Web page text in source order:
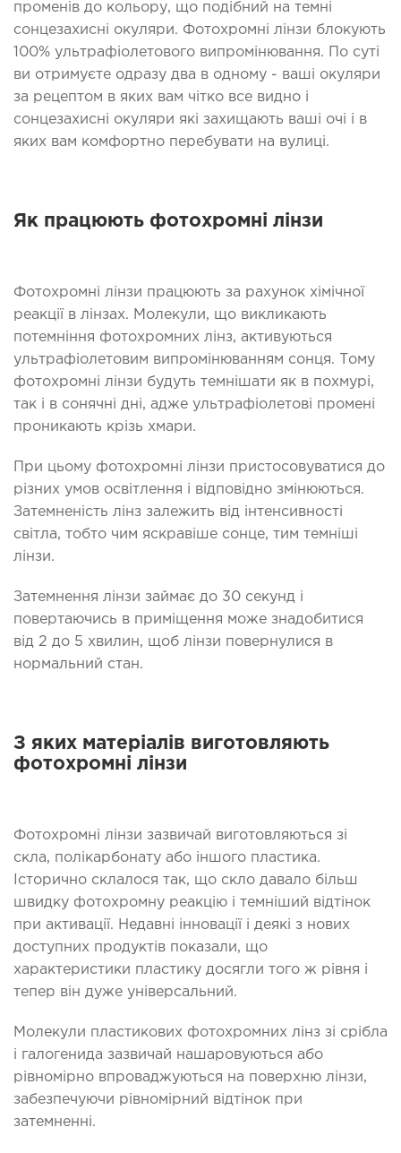
променів до кольору, що подібний на темні
сонцезахисні окуляри. Фотохромні лінзи блокують
100% ультрафіолетового випромінювання. По суті
ви отримуєте одразу два в одному - ваші окуляри
за рецептом в яких вам чітко все видно і
сонцезахисні окуляри які захищають ваші очі і в
яких вам комфортно перебувати на вулиці.
Як працюють фотохромні лінзи
Фотохромні лінзи працюють за рахунок хімічної
реакції в лінзах. Молекули, що викликають
потемніння фотохромних лінз, активуються
ультрафіолетовим випромінюванням сонця. Тому
фотохромні лінзи будуть темнішати як в похмурі,
так і в сонячні дні, адже ультрафіолетові промені
проникають крізь хмари.
При цьому фотохромні лінзи пристосовуватися до
різних умов освітлення і відповідно змінюються.
Затемненість лінз залежить від інтенсивності
світла, тобто чим яскравіше сонце, тим темніші
лінзи.
Затемнення лінзи займає до 30 секунд і
повертаючись в приміщення може знадобитися
від 2 до 5 хвилин, щоб лінзи повернулися в
нормальний стан.
З яких матеріалів виготовляють
фотохромні лінзи
Фотохромні лінзи зазвичай виготовляються зі
скла, полікарбонату або іншого пластика.
Історично склалося так, що скло давало більш
швидку фотохромну реакцію і темніший відтінок
при активації. Недавні інновації і деякі з нових
доступних продуктів показали, що
характеристики пластику досягли того ж рівня і
тепер він дуже універсальний.
Молекули пластикових фотохромних лінз зі срібла
і галогенида зазвичай нашаровуються або
рівномірно впроваджуються на поверхню лінзи,
забезпечуючи рівномірний відтінок при
затемненні.